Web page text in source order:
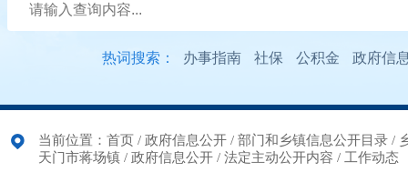
热词搜索： 办事指南 社保 公积金 政府信
当前位置： 首页 / 政府信息公开 / 部门和乡镇信息公开目录 /
天门市蒋场镇 / 政府信息公开 / 法定主动公开内容 / 工作动态